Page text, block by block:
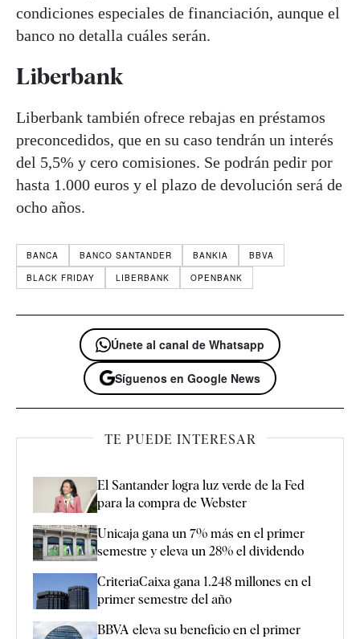
condiciones especiales de financiación, aunque el
banco no detalla cuáles serán.
Liberbank
Liberbank también ofrece rebajas en préstamos
preconcedidos, que en su caso tendrán un interés
del 5,5% y cero comisiones. Se podrán pedir por
hasta 1.000 euros y el plazo de devolución será de
ocho años.
BANCA BANCO SANTANDER BANKIA
BBVA
BLACK FRIDAY
LIBERBANK OPENBANK
Únete al canal de Whatsapp
Síguenos en Google News
TE PUEDE INTERESAR
El Santander logra luz verde de la Fed
para la compra de Webster
Unicaja gana un 7% más en el primer
semestre y eleva un 28% el dividendo
CriteriaCaixa gana 1.248 millones en el
primer semestre del año
BBVA eleva su beneficio en el primer